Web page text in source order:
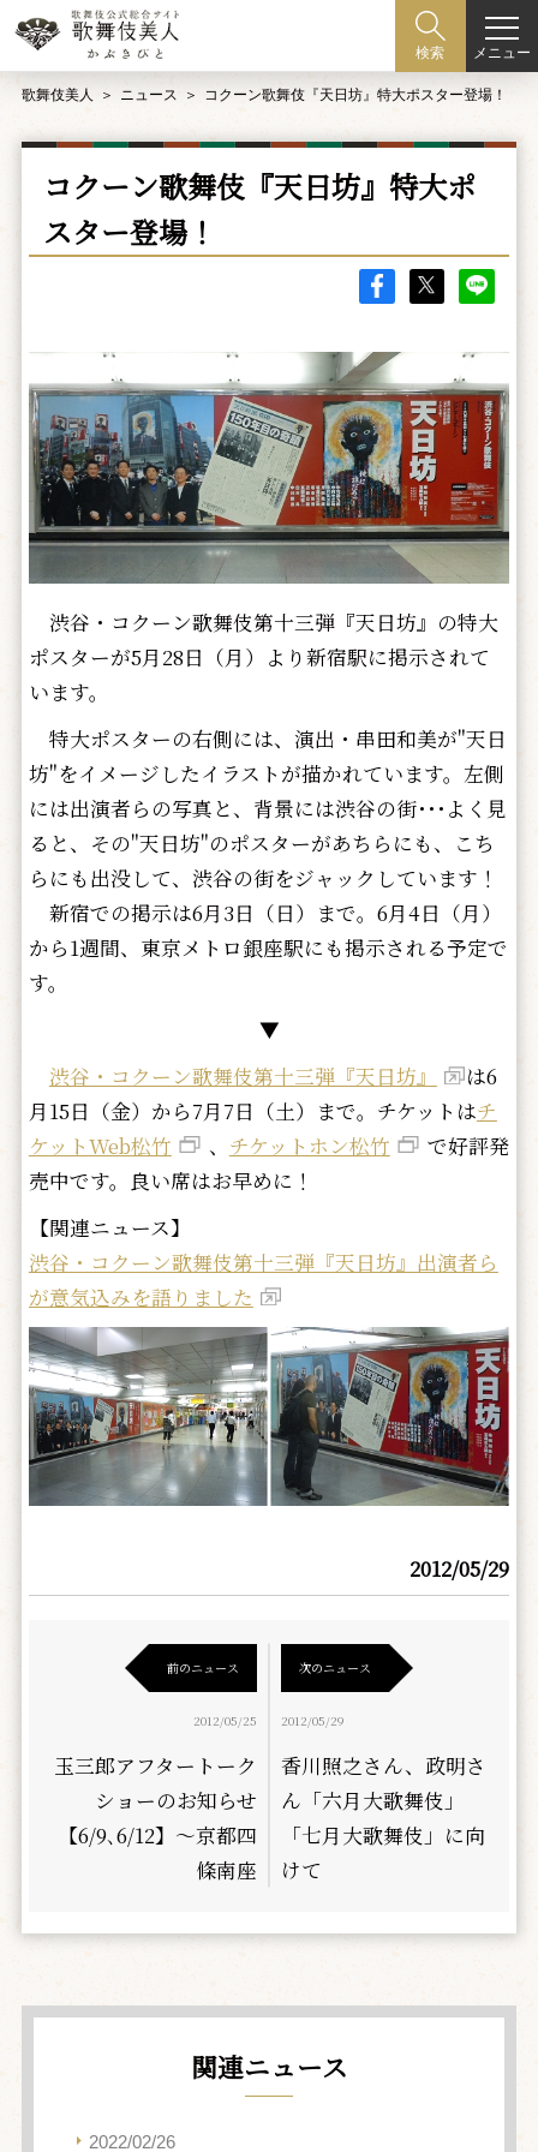
検索 メニュー
歌舞伎美人 ニュース コクーン歌舞伎『天日坊』特大ポスター登場！
コクーン歌舞伎『天日坊』特大ポ
スター登場！
渋谷・コクーン歌舞伎第十三弾『天日坊』の特大
ポスターが5月28日（月）より新宿駅に掲示されて
います。
特大ポスターの右側には、演出・串田和美が"天日
坊"をイメージしたイラストが描かれています。左側
には出演者らの写真と、背景には渋谷の街･･･よく見
ると、その"天日坊"のポスターがあちらにも、こち
らにも出没して、渋谷の街をジャックしています！
新宿での掲示は6月3日（日）まで。6月4日（月）
から1週間、東京メトロ銀座駅にも掲示される予定で
す。
▼
渋谷・コクーン歌舞伎第十三弾『天日坊』
は6
月15日（金）から7月7日（土）まで。チケットはチ
ケットWeb松竹
、 チケットホン松竹
で好評発
売中です。良い席はお早めに！
【関連ニュース】
渋谷・コクーン歌舞伎第十三弾『天日坊』出演者ら
が意気込みを語りました
2012/05/29
前のニュース
2012/05/25
玉三郎アフタートーク
ショーのお知らせ
【6/9､6/12】～京都四
條南座
次のニュース
2012/05/29
香川照之さん、政明さ
ん「六月大歌舞伎」
「七月大歌舞伎」に向
けて
関連ニュース
2022/02/26